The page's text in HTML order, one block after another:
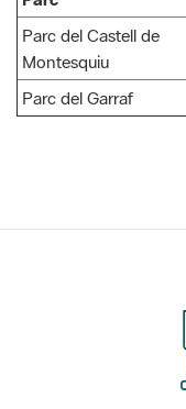
Parc del Garraf